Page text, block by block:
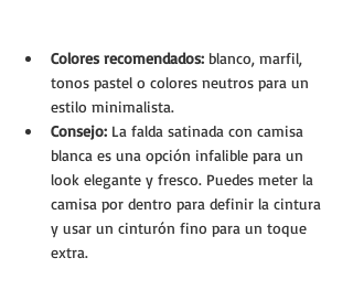
Colores recomendados: blanco, marfil,
tonos pastel o colores neutros para un
estilo minimalista.
Consejo: La falda satinada con camisa
blanca es una opción infalible para un
look elegante y fresco. Puedes meter la
camisa por dentro para definir la cintura
y usar un cinturón fino para un toque
extra.